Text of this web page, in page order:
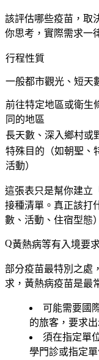
該評估哪些疫苗，取
你思考， 實際需求一
行程性質
一般都市觀光、短天
前往特定地區或衛生
同的地區
長天數、深入鄉村或
特殊目的（如朝聖、
活動）
這張表只是幫你建立
接種清單 。真正該打
數、活動、住宿型態
黃熱病等有入境要
部分疫苗最特別之處
求 ，黃熱病疫苗是最
可能需要國
的旅客，要求
須在指定單
學門診或指定